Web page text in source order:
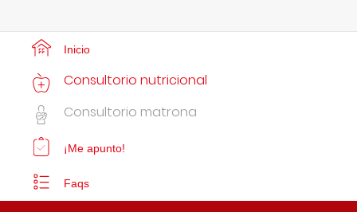
Inicio
Consultorio nutricional
Consultorio matrona
¡Me apunto!
Faqs